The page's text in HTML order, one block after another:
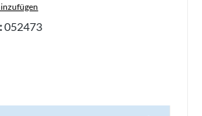
052473